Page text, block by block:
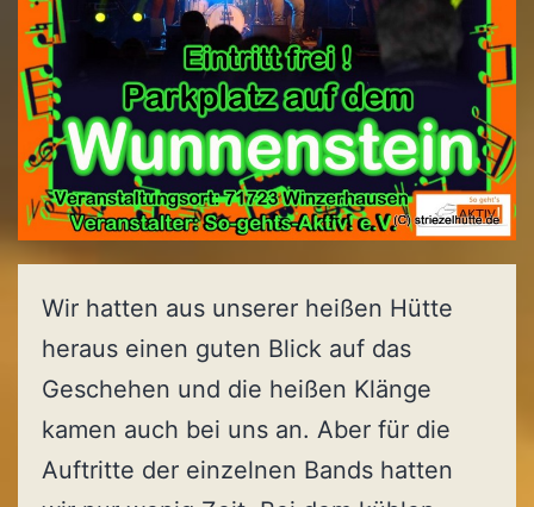
Wir hatten aus unserer heißen Hütte
heraus einen guten Blick auf das
Geschehen und die heißen Klänge
kamen auch bei uns an. Aber für die
Auftritte der einzelnen Bands hatten